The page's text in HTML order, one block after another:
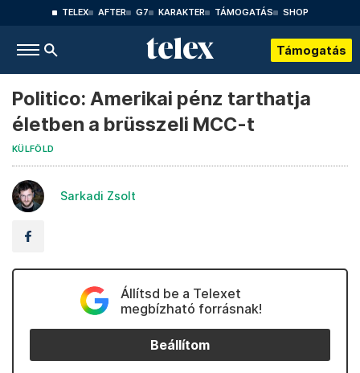
TELEX AFTER G7 KARAKTER TÁMOGATÁS SHOP
Támogatás
Politico: Amerikai pénz tarthatja
életben a brüsszeli MCC-t
KÜLFÖLD
Sarkadi Zsolt
Állítsd be a Telexet
megbízható forrásnak!
Beállítom